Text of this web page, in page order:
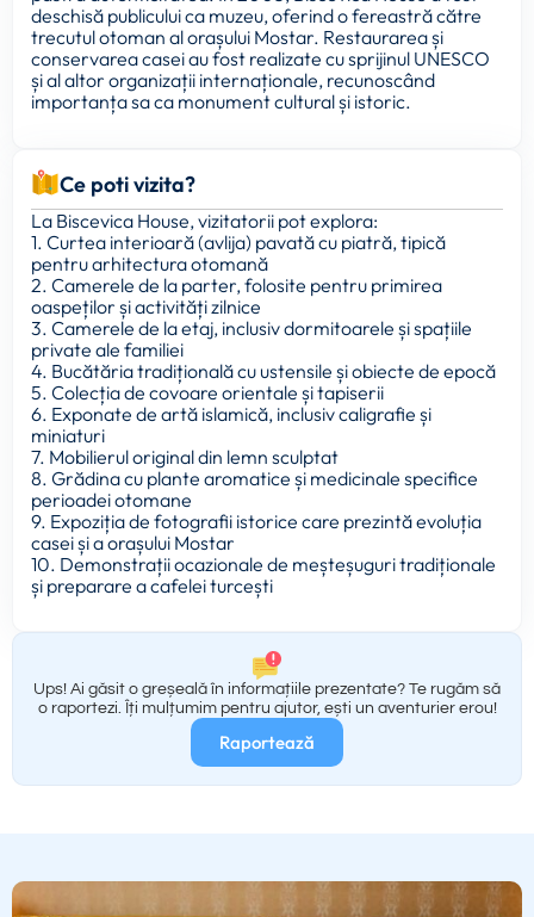
deschisă publicului ca muzeu, oferind o fereastră către
trecutul otoman al orașului Mostar. Restaurarea și
conservarea casei au fost realizate cu sprijinul UNESCO
și al altor organizații internaționale, recunoscând
importanța sa ca monument cultural și istoric.
Ce poti vizita?
La Biscevica House, vizitatorii pot explora:
1. Curtea interioară (avlija) pavată cu piatră, tipică
pentru arhitectura otomană
2. Camerele de la parter, folosite pentru primirea
oaspeților și activități zilnice
3. Camerele de la etaj, inclusiv dormitoarele și spațiile
private ale familiei
4. Bucătăria tradițională cu ustensile și obiecte de epocă
5. Colecția de covoare orientale și tapiserii
6. Exponate de artă islamică, inclusiv caligrafie și
miniaturi
7. Mobilierul original din lemn sculptat
8. Grădina cu plante aromatice și medicinale specifice
perioadei otomane
9. Expoziția de fotografii istorice care prezintă evoluția
casei și a orașului Mostar
10. Demonstrații ocazionale de meșteșuguri tradiționale
și preparare a cafelei turcești
Ups! Ai găsit o greșeală în informațiile prezentate? Te rugăm să
o raportezi. Îți mulțumim pentru ajutor, ești un aventurier erou!
Raportează